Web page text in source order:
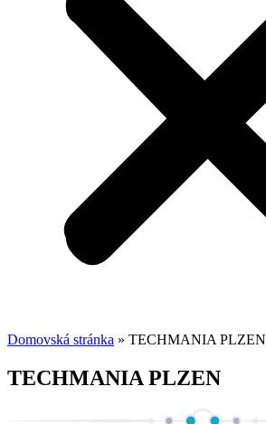
Domovská stránka » TECHMANIA PLZEN
TECHMANIA PLZEN